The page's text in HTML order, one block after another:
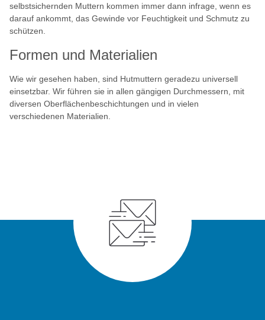
selbstsichernden Muttern kommen immer dann infrage, wenn es
darauf ankommt, das Gewinde vor Feuchtigkeit und Schmutz zu
schützen.
Formen und Materialien
Wie wir gesehen haben, sind Hutmuttern geradezu universell
einsetzbar. Wir führen sie in allen gängigen Durchmessern, mit
diversen Oberflächenbeschichtungen und in vielen
verschiedenen Materialien.